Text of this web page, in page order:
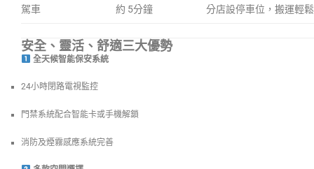
駕車 約 5分鐘 分店設停車位，搬運輕
安全、靈活、舒適三大優勢
全天候智能保安系統
24小時閉路電視監控
門禁系統配合智能卡或手機解鎖
消防及煙霧感應系統完善